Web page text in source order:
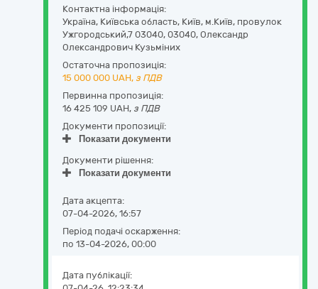
Контактна інформація:
Україна, Київська область, Київ, м.Київ, провулок
Ужгородський,7 03040, 03040, Олександр
Олександрович Кузьміних
Остаточна пропозиція:
15 000 000 UAH, з ПДВ
Первинна пропозиція:
16 425 109 UAH, з ПДВ
Документи пропозиції:
Показати документи
Документи рішення:
Показати документи
Дата акцепта:
07-04-2026, 16:57
Період подачі оскарження:
по 13-04-2026, 00:00
Дата публікації: